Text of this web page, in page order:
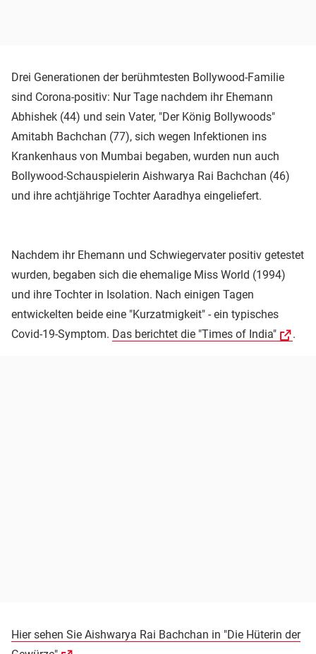
Drei Generationen der berühmtesten Bollywood-Familie
sind Corona-positiv: Nur Tage nachdem ihr Ehemann
Abhishek (44) und sein Vater, "Der König Bollywoods"
Amitabh Bachchan (77), sich wegen Infektionen ins
Krankenhaus von Mumbai begaben, wurden nun auch
Bollywood-Schauspielerin Aishwarya Rai Bachchan (46)
und ihre achtjährige Tochter Aaradhya eingeliefert.
Nachdem ihr Ehemann und Schwiegervater positiv getestet
wurden, begaben sich die ehemalige Miss World (1994)
und ihre Tochter in Isolation. Nach einigen Tagen
entwickelten beide eine "Kurzatmigkeit" - ein typisches
Covid-19-Symptom. Das berichtet die "Times of India" .
Hier sehen Sie Aishwarya Rai Bachchan in "Die Hüterin der